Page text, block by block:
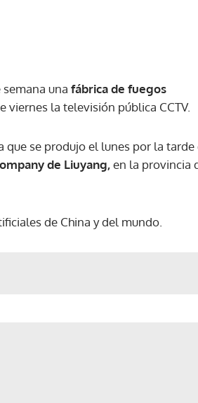
una fábrica de fuegos
viernes la televisión pública CCTV.
se produjo el lunes por la tarde
de Liuyang,en la provincia
de China y del mundo.